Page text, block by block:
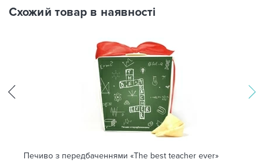
Схожий товар в наявності
Печиво з передбаченнями «The best teacher ever»